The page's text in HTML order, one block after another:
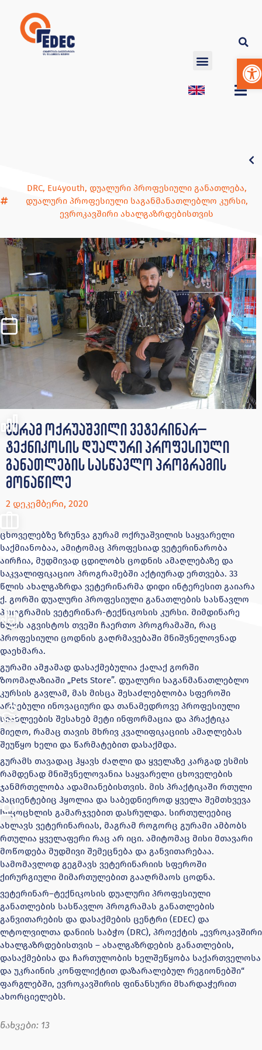
DRC, Eu4youth, დუალური პროფესიული განათლება,
დუალური პროფესიული საგანმანათლებლო კურსი,
ევროკავშირი ახალგაზრდებისთვის
გურამ ოქრუაშვილი ვეტერინარ–
ტექნიკოსის დუალური პროფესიული
განათლების სასწავლო პროგრამის
მონაწილე
2 დეკემბერი, 2020
ცხოველებზე ზრუნვა გურამ ოქრუაშვილის საყვარელი
საქმიანობაა, ამიტომაც პროფესიად ვეტერინარობა
აირჩია, მუდმივად ცდილობს ცოდნის ამაღლებაზე და
საკვალიფიკაციო პროგრამებში აქტიურად ერთვება. 33
წლის ახალგაზრდა ვეტერინარმა დიდი ინტერესით გაიარა
ქ. გორში დუალური პროფესიული განათლების სასწავლო
პროგრამის ვეტერინარ-ტექნიკოსის კურსი. მიმდინარე
წლის აგვისტოს თვეში ჩაერთო პროგრამაში, რაც
პროფესიული ცოდნის გაღრმავებაში მნიშვნელოვნად
დაეხმარა.
გურამი ამჟამად დასაქმებულია ქალაქ გორში
ზოომაღაზიაში „Pets Store”. დუალური საგანმანათლებლო
კურსის გავლამ, მას მისცა შესაძლებლობა სფეროში
არსებული ინოვაციური და თანამედროვე პროფესიული
სიახლეების შესახებ მეტი ინფორმაცია და პრაქტიკა
მიეღო, რამაც თავის მხრივ კვალიფიკაციის ამაღლებას
შეუწყო ხელი და წარმატებით დასაქმდა.
გურამს თავადაც ჰყავს ძაღლი და ყველაზე კარგად ესმის
რამდენად მნიშვნელოვანია საყვარელი ცხოველების
ჯანმრთელობა ადამიანებისთვის. მის პრაქტიკაში რთული
პაციენტებიც ჰყოლია და საბედნიეროდ ყველა შემთხვევა
სიცოცხლის გამარჯვებით დასრულდა. სირთულეებიც
ახლავს ვეტერინარიას, მაგრამ როგორც გურამი ამბობს
რთულია ყველაფერი რაც არ იცი. ამიტომაც მისი მთავარი
მოწოდება მუდმივი შემეცნება და განვითარებაა.
სამომავლოდ გეგმავს ვეტერინარიის სფეროში
ქირურგიული მიმართულებით გააღრმაოს ცოდნა.
ვეტერინარ–ტექნიკოსის დუალური პროფესიული
განათლების სასწავლო პროგრამას განათლების
განვითარების და დასაქმების ცენტრი (EDEC) და
ლტოლვილთა დანიის საბჭო (DRC), პროექტის „ევროკავშირი
ახალგაზრდებისთვის – ახალგაზრდების განათლების,
დასაქმებისა და ჩართულობის ხელშეწყობა საქართველოსა
და უკრაინის კონფლიქტით დაზარალებულ რეგიონებში“
ფარგლებში, ევროკავშირის ფინანსური მხარდაჭერით
ახორციელებს.
ნახვები: 13